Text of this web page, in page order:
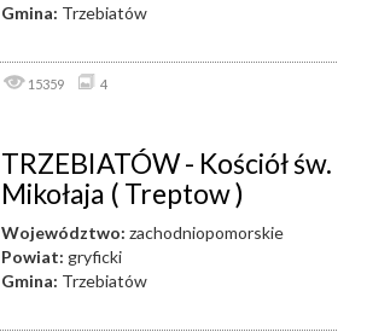
Gmina: Trzebiatów
15359 4
TRZEBIATÓW - Kościół św.
Mikołaja ( Treptow )
Województwo: zachodniopomorskie
Powiat: gryficki
Gmina: Trzebiatów